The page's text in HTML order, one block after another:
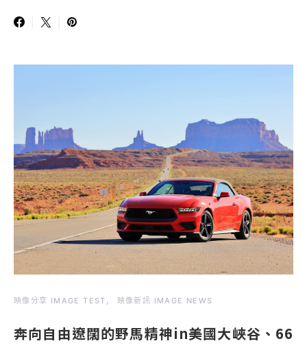
映像分享 IMAGE TEST 映像新訊 IMAGE NEWS
奔向自由遼闊的野馬精神in美國大峽谷、66